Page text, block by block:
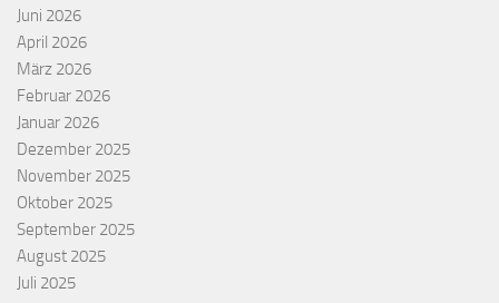
Juni 2026
April 2026
März 2026
Februar 2026
Januar 2026
Dezember 2025
November 2025
Oktober 2025
September 2025
August 2025
Juli 2025